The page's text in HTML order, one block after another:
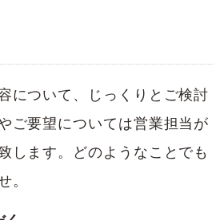
について、じっくりとご検討
ご要望については営業担当が
します。どのようなことでも
。